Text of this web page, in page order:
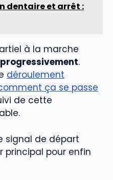
dentaire et arrêt :
à la marche
.
déroulement
ça se passe
de cette
signal de départ
principal pour enfin